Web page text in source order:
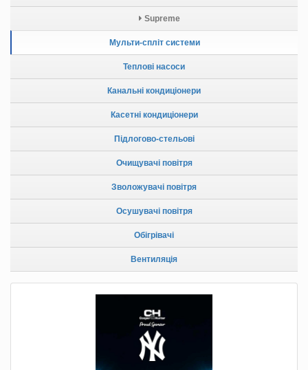
Supreme
Мульти-спліт системи
Теплові насоси
Канальні кондиціонери
Касетні кондиціонери
Підлогово-стельові
Очищувачі повітря
Зволожувачі повітря
Осушувачі повітря
Обігрівачі
Вентиляція